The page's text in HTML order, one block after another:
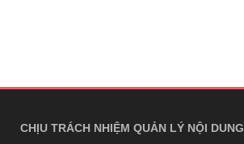
CHỊU TRÁCH NHIỆM QUẢN LÝ NỘI DUNG